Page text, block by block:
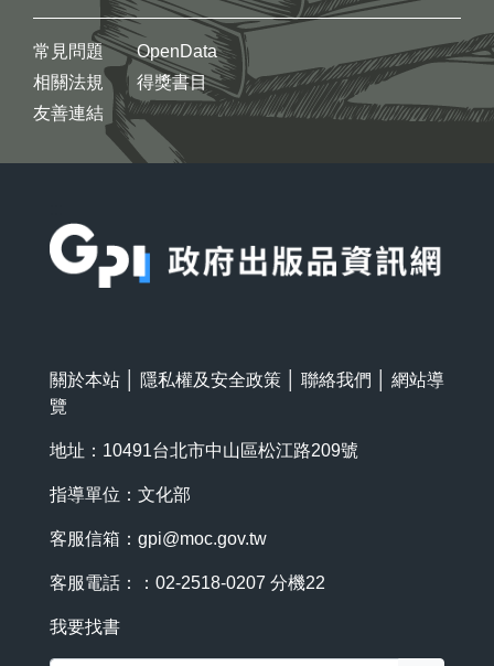
常見問題
相關法規
友善連結
OpenData
得獎書目
關於本站 隱私權及安全政策 聯絡我們
網站導
覽
地址：10491台北市中山區松江路209號
指導單位：文化部
客服信箱： gpi@moc.gov.tw
客服電話：：02-2518-0207 分機22
我要找書